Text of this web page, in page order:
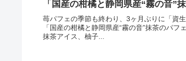
「国産の柑橘と静岡県産“霧の音”
苺パフェの季節も終わり、3ヶ月ぶりに「資
「国産の柑橘と静岡県産“霧の音”抹茶のパ
抹茶アイス、柚子...